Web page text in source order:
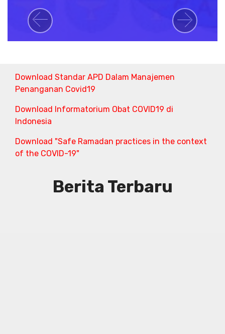
Previous Next
Download Standar APD Dalam Manajemen
Penanganan Covid19
Download Informatorium Obat COVID19 di
Indonesia
Download "Safe Ramadan practices in the context
of the COVID-19"
Berita Terbaru